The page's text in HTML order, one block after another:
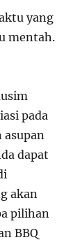
yang
mentah.
pada
asupan
dapat
akan
pilihan
BBQ